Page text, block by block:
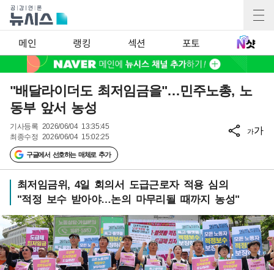
메인 랭킹 섹션 포토
"배달라이더도 최저임금을"…민주노총, 노
동부 앞서 농성
기사등록 2026/06/04 13:35:45
최종수정 2026/06/04 15:02:25
구글에서 선호하는 매체로 추가
가가
최저임금위, 4일 회의서 도급근로자 적용 심의
"적정 보수 받아야…논의 마무리될 때까지 농성"